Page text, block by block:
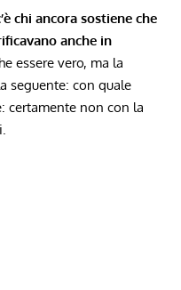
chi ancora sostiene che
anche in
essere vero, ma la
seguente: con quale
certamente non con la